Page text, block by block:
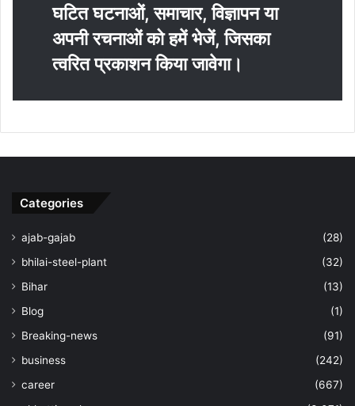
घटित घटनाओं, समाचार, विज्ञापन या
अपनी रचनाओं को हमें भेजें, जिसका
त्‍वरित प्रकाशन किया जावेगा।
Categories
ajab-gajab
(28)
bhilai-steel-plant
(32)
Bihar
(13)
Blog
(1)
Breaking-news
(91)
business
(242)
career
(667)